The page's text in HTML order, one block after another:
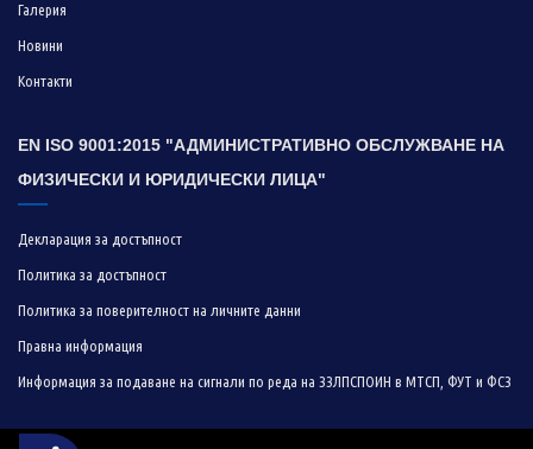
Галерия
Новини
Контакти
EN ISO 9001:2015 "АДМИНИСТРАТИВНО ОБСЛУЖВАНЕ НА
ФИЗИЧЕСКИ И ЮРИДИЧЕСКИ ЛИЦА"
Декларация за достъпност
Политика за достъпност
Политика за поверителност на личните данни
Правна информация
Информация за подаване на сигнали по реда на ЗЗЛПСПОИН в МТСП, ФУТ и ФСЗ